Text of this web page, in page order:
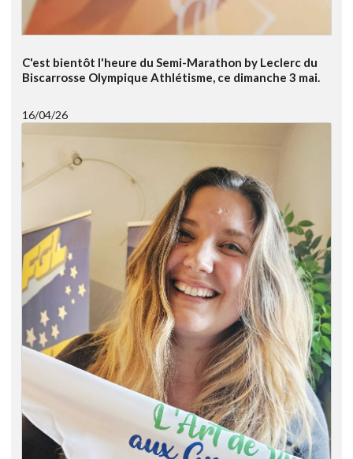
C'est bientôt l'heure du Semi-Marathon by Leclerc du
Biscarrosse Olympique Athlétisme, ce dimanche 3 mai.
16/04/26